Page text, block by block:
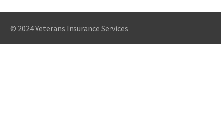
© 2024 Veterans Insurance Services